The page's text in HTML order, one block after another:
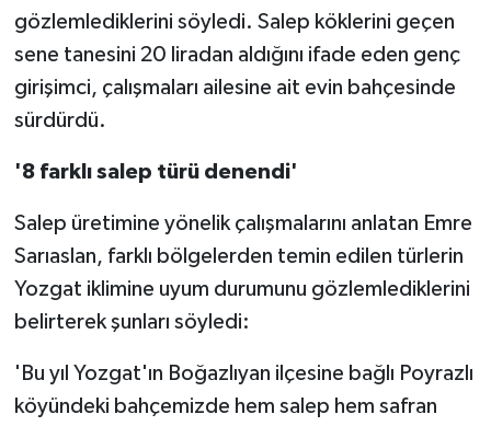
gözlemlediklerini söyledi. Salep köklerini geçen
sene tanesini 20 liradan aldığını ifade eden genç
girişimci, çalışmaları ailesine ait evin bahçesinde
sürdürdü.
'8 farklı salep türü denendi'
Salep üretimine yönelik çalışmalarını anlatan Emre
Sarıaslan, farklı bölgelerden temin edilen türlerin
Yozgat iklimine uyum durumunu gözlemlediklerini
belirterek şunları söyledi:
'Bu yıl Yozgat'ın Boğazlıyan ilçesine bağlı Poyrazlı
köyündeki bahçemizde hem salep hem safran